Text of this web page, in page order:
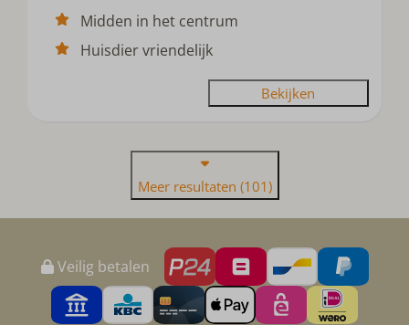
Midden in het centrum
Huisdier vriendelijk
Bekijken
Meer resultaten (101)
Veilig betalen